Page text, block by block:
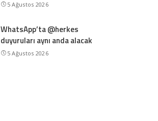
5 Ağustos 2026
WhatsApp’ta @herkes
duyuruları aynı anda alacak
5 Ağustos 2026